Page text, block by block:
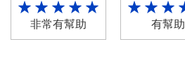
非常有幫助 有幫助